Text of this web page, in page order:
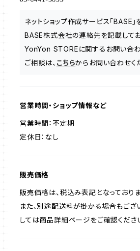
ネットショップ作成サービス「BASE」
BASE株式会社の連絡先を記載してお
YonYon STOREに関するお問い合
ご相談は、 こちらからお問い合わせく
営業時間・ショップ情報など
営業時間：不定期
定休日：なし
販売価格
販売価格は、税込み表記となっておりま
また、別途配送料が掛かる場合もござ
しては商品詳細ページをご確認くださ